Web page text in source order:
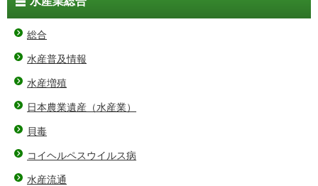
総合
水産普及情報
水産増殖
日本農業遺産（水産業）
貝毒
コイヘルペスウイルス病
水産流通